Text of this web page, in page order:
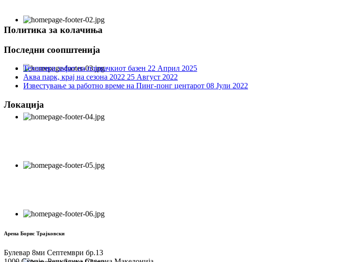
Политика за колачиња
Последни соопштенија
Технички зафат на пливачкиот базен 22 Април 2025
Аква парк, крај на сезона 2022 25 Август 2022
Известување за работно време на Пинг-понг центарот 08 Јули 2022
Локација
Арена Борис Трајковски
Булевар 8ми Септември бр.13